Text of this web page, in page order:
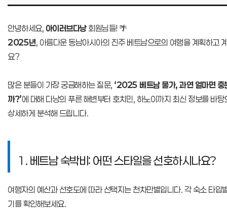
안녕하세요, 아이러브다낭회원님들! 🌴
2025년 , 아름다운 동남아시아의 진주 베트남으로의 여행을 계획하고
요?
많은 분들이 가장 궁금해하는 질문, ‘2025 베트남 물가, 과연 얼마면 충
까?’에 대해 다낭의 푸른 해변부터 호치민, 하노이까지 최신 정보를 바탕
상세하게 분석해 드립니다.
1. 베트남 숙박비: 어떤 스타일을 선호하시나요?
여행자의 예산과 선호도에 따라 선택지는 천차만별입니다. 각 숙소 타입
기를 확인해보세요.